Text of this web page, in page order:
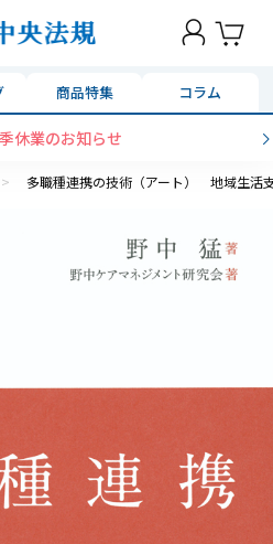
商品特集 コラム
休業のお知らせ
> 多職種連携の技術（アート） 地域生活